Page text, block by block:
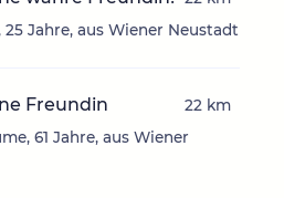
25 Jahre, aus Wiener Neustadt
Freundin
61 Jahre, aus Wiener
22 km